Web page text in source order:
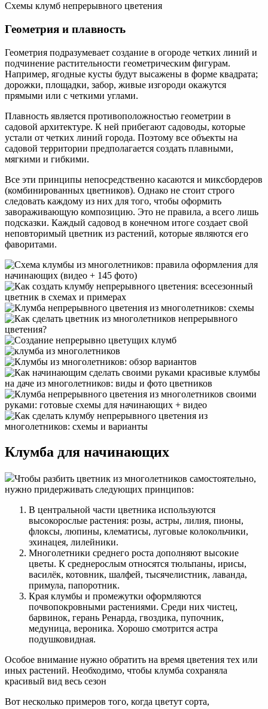
Схемы клумб непрерывного цветения
Геометрия и плавность
Геометрия подразумевает создание в огороде четких линий и
подчинение растительности геометрическим фигурам.
Например, ягодные кусты будут высажены в форме квадрата;
дорожки, площадки, забор, живые изгороди окажутся
прямыми или с четкими углами.
Плавность является противоположностью геометрии в
садовой архитектуре. К ней прибегают садоводы, которые
устали от четких линий города. Поэтому все объекты на
садовой территории предполагается создать плавными,
мягкими и гибкими.
Все эти принципы непосредственно касаются и миксбордеров
(комбинированных цветников). Однако не стоит строго
следовать каждому из них для того, чтобы оформить
завораживающую композицию. Это не правила, а всего лишь
подсказки. Каждый садовод в конечном итоге создает свой
неповторимый цветник из растений, которые являются его
фаворитами.
Клумба для начинающих
Чтобы разбить цветник из многолетников самостоятельно,
нужно придерживать следующих принципов:
В центральной части цветника используются
высокорослые растения: розы, астры, лилия, пионы,
флоксы, люпины, клематисы, луговые колокольчики,
эхинацея, лилейники.
Многолетники среднего роста дополняют высокие
цветы. К среднерослым относятся тюльпаны, ирисы,
василёк, котовник, шалфей, тысячелистник, лаванда,
примула, папоротник.
Края клумбы и промежутки оформляются
почвопокровными растениями. Среди них чистец,
барвинок, герань Ренарда, гвоздика, пупочник,
медуница, вероника. Хорошо смотрится астра
подушковидная.
Особое внимание нужно обратить на время цветения тех или
иных растений. Необходимо, чтобы клумба сохраняла
красивый вид весь сезон
Вот несколько примеров того, когда цветут сорта,